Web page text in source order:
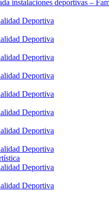
instalaciones deportivas –
Deportiva
Deportiva
Deportiva
Deportiva
Deportiva
Deportiva
Deportiva
Deportiva
Deportiva
Deportiva